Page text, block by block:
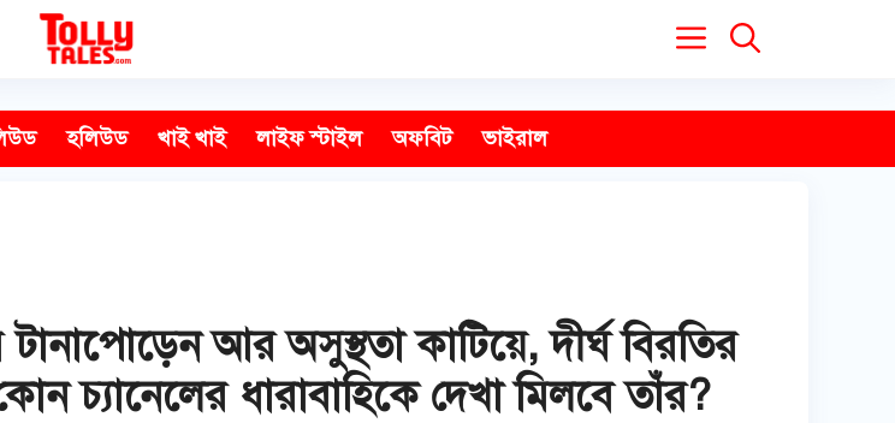
হলিউড খাই খাই লাইফ স্টাইল অফবিট ভাইরাল
আর অসুস্থতা কাটিয়ে, দীর্ঘ বিরতির
চ্যানেলের ধারাবাহিকে দেখা মিলবে তাঁর?